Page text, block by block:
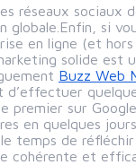
réseaux sociaux
globale.Enfin, si
en ligne (et hors
solide est
Buzz Web
d’effectuer
premier sur
en quelques
temps de
cohérente et